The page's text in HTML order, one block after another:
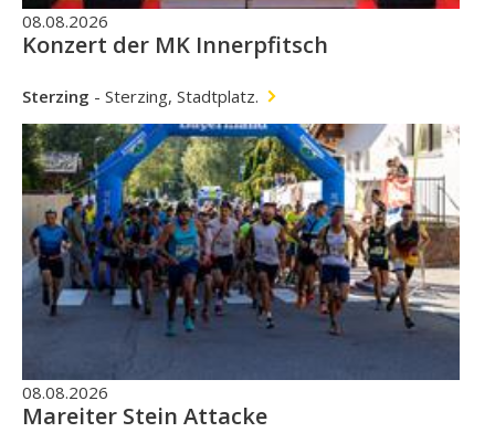
08.08.2026
Konzert der MK Innerpfitsch
Sterzing - Sterzing, Stadtplatz.
08.08.2026
Mareiter Stein Attacke